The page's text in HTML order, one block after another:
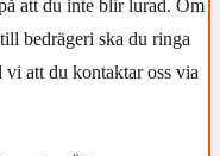
att du inte blir lurad. Om
bedrägeri ska du ringa
att du kontaktar oss via